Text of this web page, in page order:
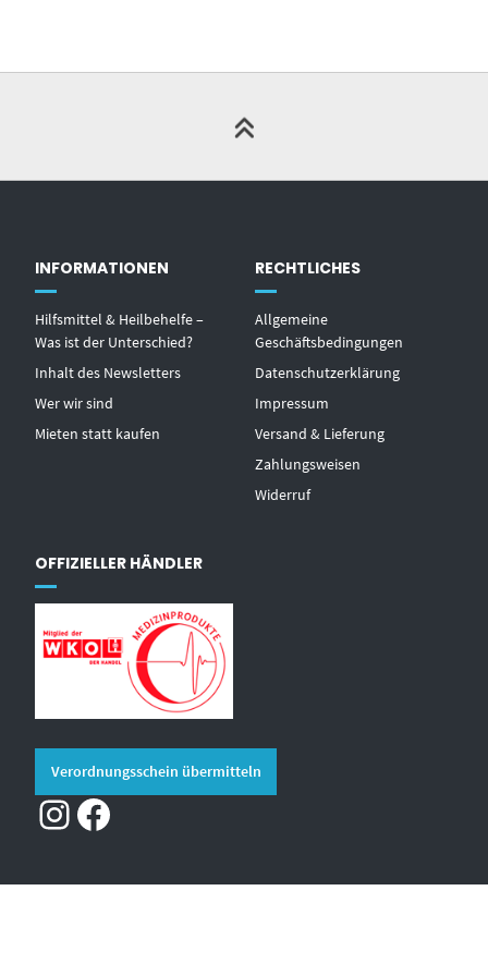
INFORMATIONEN
Hilfsmittel & Heilbehelfe –
Was ist der Unterschied?
Inhalt des Newsletters
Wer wir sind
Mieten statt kaufen
RECHTLICHES
Allgemeine
Geschäftsbedingungen
Datenschutzerklärung
Impressum
Versand & Lieferung
Zahlungsweisen
Widerruf
OFFIZIELLER HÄNDLER
Verordnungsschein übermitteln
InstagramFacebook